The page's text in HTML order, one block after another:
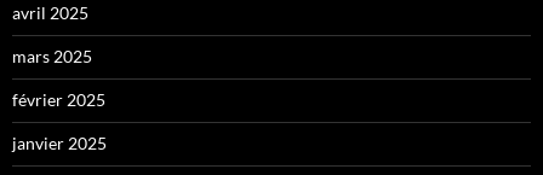
avril 2025
mars 2025
février 2025
janvier 2025